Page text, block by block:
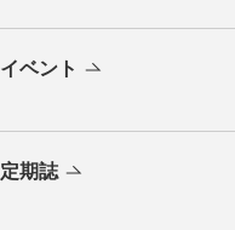
イベント
定期誌